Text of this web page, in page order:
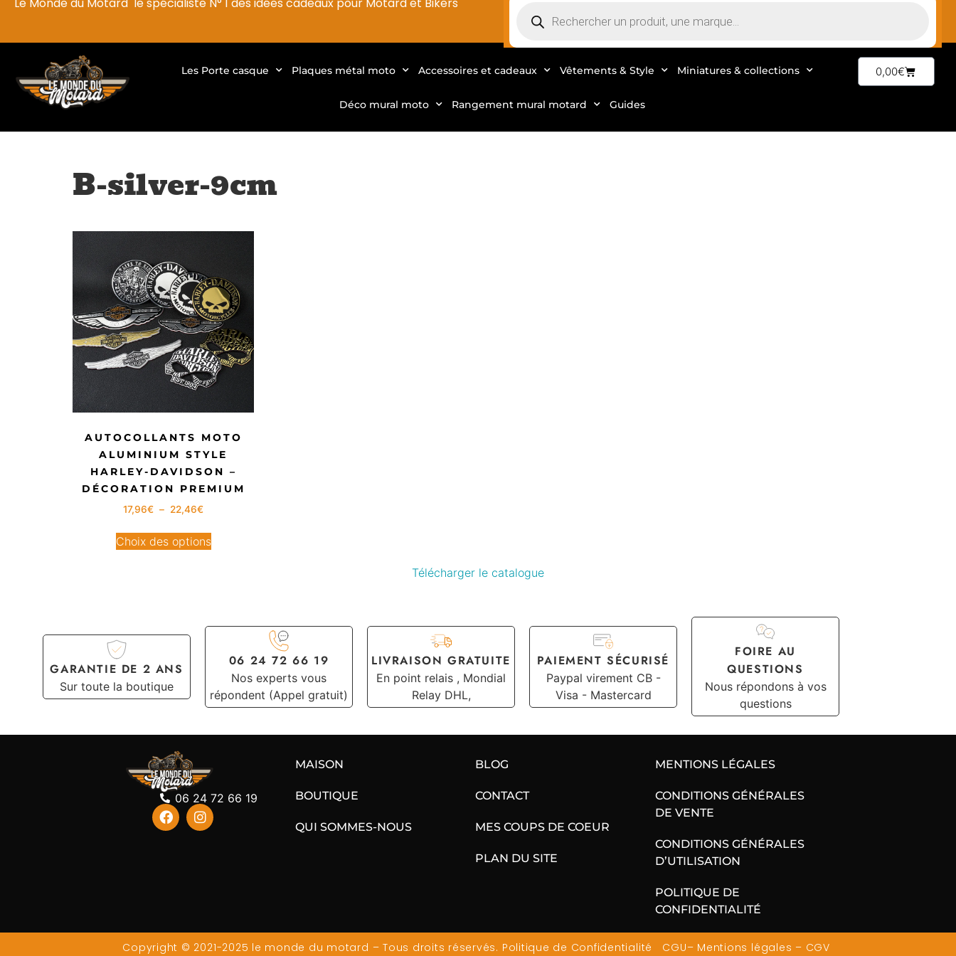
Les Porte casque Plaques métal moto Accessoires et cadeaux Vêtements & Style Miniatures & collections
Déco mural moto Rangement mural motard Guides
0,00€
B-silver-9cm
AUTOCOLLANTS MOTO
ALUMINIUM STYLE
HARLEY-DAVIDSON –
DÉCORATION PREMIUM
17,96€ – 22,46€
Choix des options
Télécharger le catalogue
GARANTIE DE 2 ANS
Sur toute la boutique
06 24 72 66 19
Nos experts vous
répondent (Appel gratuit)
LIVRAISON GRATUITE
En point relais , Mondial
Relay DHL,
PAIEMENT SÉCURISÉ
Paypal virement CB -
Visa - Mastercard
FOIRE AU
QUESTIONS
Nous répondons à vos
questions
06 24 72 66 19
MAISON
BOUTIQUE
QUI SOMMES-NOUS
BLOG
CONTACT
MES COUPS DE COEUR
PLAN DU SITE
MENTIONS LÉGALES
CONDITIONS GÉNÉRALES
DE VENTE
CONDITIONS GÉNÉRALES
D’UTILISATION
POLITIQUE DE
CONFIDENTIALITÉ
Copyright © 2021-2025 le monde du motard – Tous droits réservés. Politique de Confidentialité CGU– Mentions légales – CGV